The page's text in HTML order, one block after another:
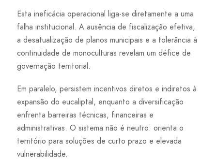
Esta ineficácia operacional liga-se diretamente a uma
falha institucional. A ausência de fiscalização efetiva,
a desatualização de planos municipais e a tolerância à
continuidade de monoculturas revelam um défice de
governação territorial.
Em paralelo, persistem incentivos diretos e indiretos à
expansão do eucaliptal, enquanto a diversificação
enfrenta barreiras técnicas, financeiras e
administrativas. O sistema não é neutro: orienta o
território para soluções de curto prazo e elevada
vulnerabilidade.